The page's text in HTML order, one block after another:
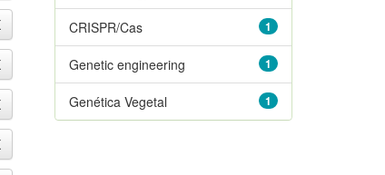
1
CRISPR/Cas
1
Genetic engineering
1
Genética Vegetal